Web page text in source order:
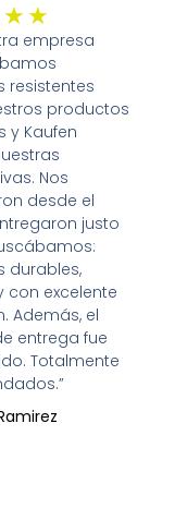
★ ★
con
5
de
5
empresa
resistentes
productos
y Kaufen
Nos
desde el
justo
durables,
con excelente
Además, el
entrega fue
Totalmente